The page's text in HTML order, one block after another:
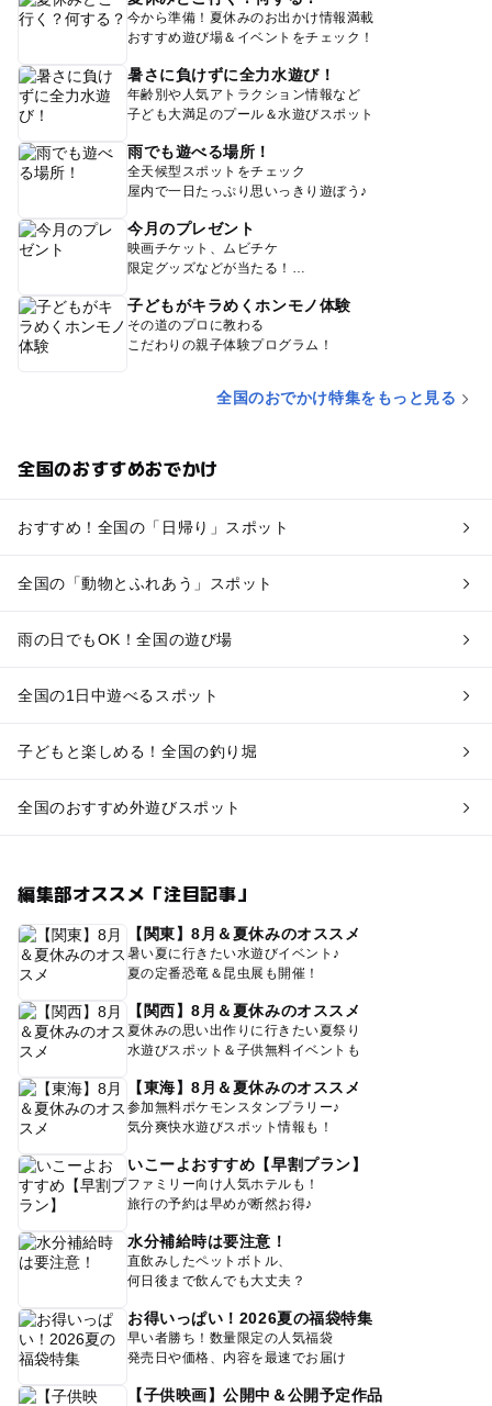
今から準備！夏休みのお出かけ情報満載
おすすめ遊び場＆イベントをチェック！
暑さに負けずに全力水遊び！
年齢別や人気アトラクション情報など
子ども大満足のプール＆水遊びスポット
雨でも遊べる場所！
全天候型スポットをチェック
屋内で一日たっぷり思いっきり遊ぼう♪
今月のプレゼント
映画チケット、ムビチケ
限定グッズなどが当たる！
子どもがキラめくホンモノ体験
その道のプロに教わる
こだわりの親子体験プログラム！
全国のおでかけ特集をもっと見る
全国のおすすめおでかけ
おすすめ！全国の「日帰り」スポット
全国の「動物とふれあう」スポット
雨の日でもOK！全国の遊び場
全国の1日中遊べるスポット
子どもと楽しめる！全国の釣り堀
全国のおすすめ外遊びスポット
編集部オススメ「注目記事」
【関東】8月＆夏休みのオススメ
暑い夏に行きたい水遊びイベント♪
夏の定番恐竜＆昆虫展も開催！
【関西】8月＆夏休みのオススメ
夏休みの思い出作りに行きたい夏祭り
水遊びスポット＆子供無料イベントも
【東海】8月＆夏休みのオススメ
参加無料ポケモンスタンプラリー♪
気分爽快水遊びスポット情報も！
いこーよおすすめ【早割プラン】
ファミリー向け人気ホテルも！
旅行の予約は早めが断然お得♪
水分補給時は要注意！
直飲みしたペットボトル、
何日後まで飲んでも大丈夫？
お得いっぱい！2026夏の福袋特集
早い者勝ち！数量限定の人気福袋
発売日や価格、内容を最速でお届け
【子供映画】公開中＆公開予定作品